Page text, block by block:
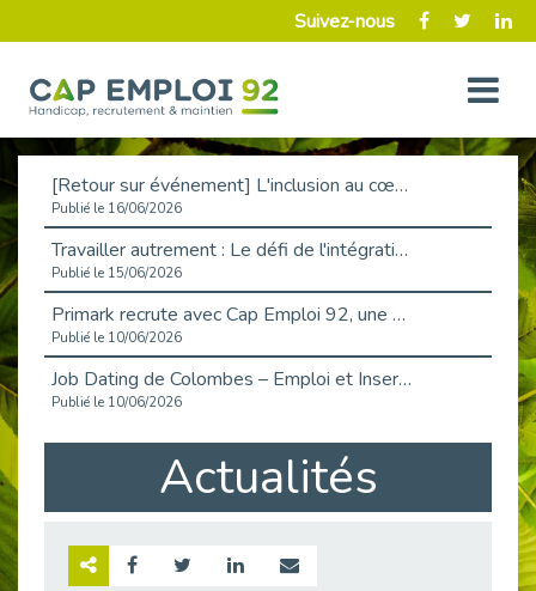
Suivez-nous
[Retour sur événement] L'inclusion au cœur de la Place de l'Emploi à La Défense !
Publié le 16/06/2026
Travailler autrement : Le défi de l'intégration des maladies chroniques en entreprise
Publié le 15/06/2026
Primark recrute avec Cap Emploi 92, une matinée couronnée de succès !
Publié le 10/06/2026
Job Dating de Colombes – Emploi et Insertion
Publié le 10/06/2026
Aborder l'entretien et la situation de handicap en toute confiance
Publié le 09/06/2026
Retour sur l’atelier « Optimiser sa recherche d’emploi »
Actualités